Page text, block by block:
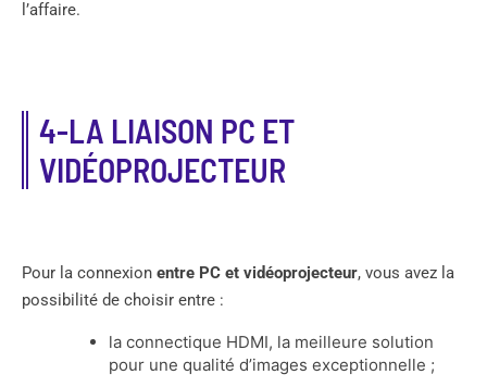
l’affaire.
4-LA LIAISON PC ET
VIDÉOPROJECTEUR
Pour la connexion entre PC et vidéoprojecteur, vous avez la
possibilité de choisir entre :
la connectique HDMI, la meilleure solution
pour une qualité d’images exceptionnelle ;